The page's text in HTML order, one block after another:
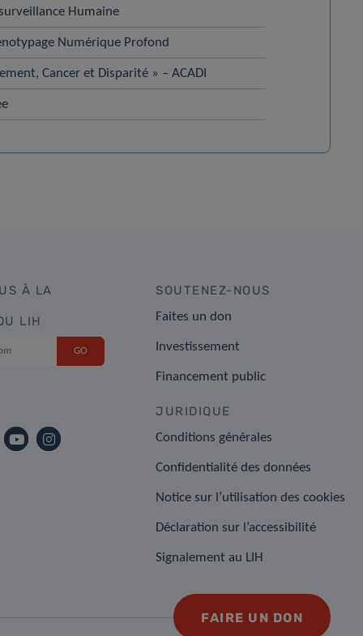
Humaine
Numérique Profond
Cancer et Disparité » – ACADI
À LA
LIH
SOUTENEZ-NOUS
Faites un don
Investissement
Financement public
JURIDIQUE
Conditions générales
Confidentialité des données
Notice sur l’utilisation des cookies
Déclaration sur l’accessibilité
Signalement au LIH
FAIRE UN DON